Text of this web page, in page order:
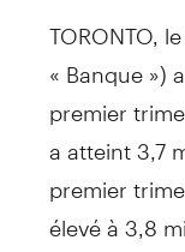
TORONTO ,
« Banque »)
premier
a atteint 3,7
premier
élevé à 3,8